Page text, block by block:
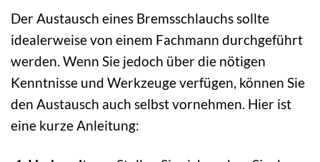
Der Austausch eines Bremsschlauchs sollte
idealerweise von einem Fachmann durchgeführt
werden. Wenn Sie jedoch über die nötigen
Kenntnisse und Werkzeuge verfügen, können Sie
den Austausch auch selbst vornehmen. Hier ist
eine kurze Anleitung: